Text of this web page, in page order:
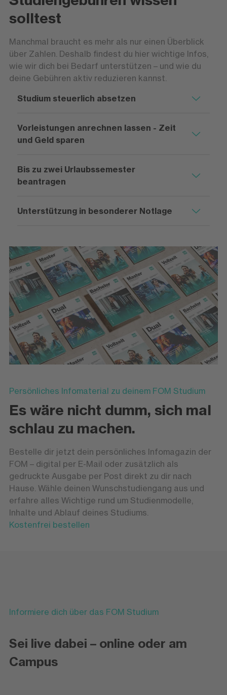
solltest
Manchmal braucht es mehr als nur einen Überblick
über Zahlen. Deshalb findest du hier wichtige Infos,
wie wir dich bei Bedarf unterstützen – und wie du
deine Gebühren aktiv reduzieren kannst.
Studium steuerlich absetzen
Vorleistungen anrechnen lassen - Zeit
und Geld sparen
Bis zu zwei Urlaubssemester
beantragen
Unterstützung in besonderer Notlage
Persönliches Infomaterial zu deinem FOM Studium
Es wäre nicht dumm, sich mal
schlau zu machen.
Bestelle dir jetzt dein persönliches Infomagazin der
FOM – digital per E-Mail oder zusätzlich als
gedruckte Ausgabe per Post direkt zu dir nach
Hause. Wähle deinen Wunschstudiengang aus und
erfahre alles Wichtige rund um Studienmodelle,
Inhalte und Ablauf deines Studiums.
Kostenfrei bestellen
Informiere dich über das FOM Studium
Sei live dabei – online oder am
Campus